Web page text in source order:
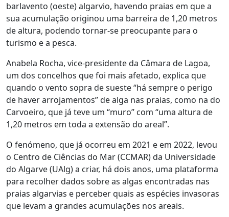
barlavento (oeste) algarvio, havendo praias em que a
sua acumulação originou uma barreira de 1,20 metros
de altura, podendo tornar-se preocupante para o
turismo e a pesca.
Anabela Rocha, vice-presidente da Câmara de Lagoa,
um dos concelhos que foi mais afetado, explica que
quando o vento sopra de sueste “há sempre o perigo
de haver arrojamentos” de alga nas praias, como na do
Carvoeiro, que já teve um “muro” com “uma altura de
1,20 metros em toda a extensão do areal”.
O fenómeno, que já ocorreu em 2021 e em 2022, levou
o Centro de Ciências do Mar (CCMAR) da Universidade
do Algarve (UAlg) a criar, há dois anos, uma plataforma
para recolher dados sobre as algas encontradas nas
praias algarvias e perceber quais as espécies invasoras
que levam a grandes acumulações nos areais.